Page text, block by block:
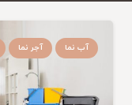
آب نما آجر نما